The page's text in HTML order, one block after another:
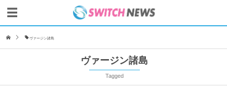
ヴァージン諸島
ヴァージン諸島
Tagged